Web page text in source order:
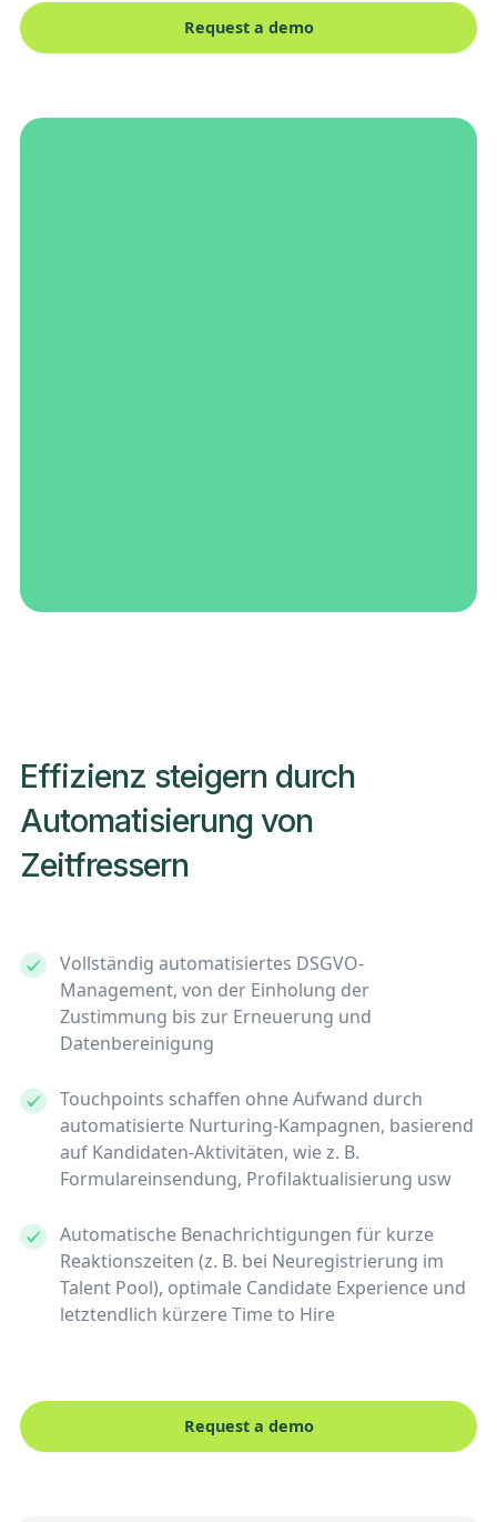
Request a demo
Effizienz steigern durch
Automatisierung von
Zeitfressern
Vollständig automatisiertes DSGVO-
Management, von der Einholung der
Zustimmung bis zur Erneuerung und
Datenbereinigung
Touchpoints schaffen ohne Aufwand durch
automatisierte Nurturing-Kampagnen, basierend
auf Kandidaten-Aktivitäten, wie z. B.
Formulareinsendung, Profilaktualisierung usw
Automatische Benachrichtigungen für kurze
Reaktionszeiten (z. B. bei Neuregistrierung im
Talent Pool), optimale Candidate Experience und
letztendlich kürzere Time to Hire
Request a demo